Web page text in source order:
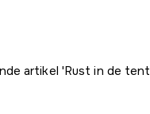
artikel 'Rust in de